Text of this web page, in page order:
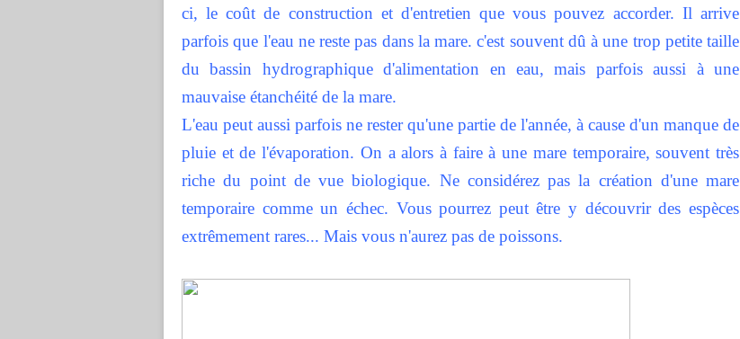
ci, le coût de construction et d'entretien que vous pouvez accorder. Il arrive
parfois que l'eau ne reste pas dans la mare. c'est souvent dû à une trop petite taille
du bassin hydrographique d'alimentation en eau, mais parfois aussi à une
mauvaise étanchéité de la mare.
L'eau peut aussi parfois ne rester qu'une partie de l'année, à cause d'un manque de
pluie et de l'évaporation. On a alors à faire à une mare temporaire, souvent très
riche du point de vue biologique. Ne considérez pas la création d'une mare
temporaire comme un échec. Vous pourrez peut être y découvrir des espèces
extrêmement rares... Mais vous n'aurez pas de poissons.